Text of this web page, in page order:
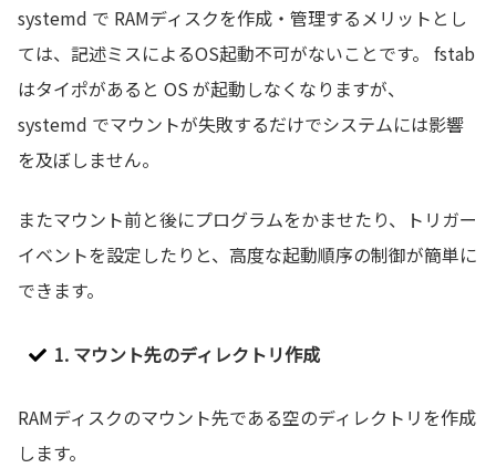
systemd で RAMディスクを作成・管理するメリットとし
ては、記述ミスによるOS起動不可がないことです。 fstab
はタイポがあると OS が起動しなくなりますが、
systemd でマウントが失敗するだけでシステムには影響
を及ぼしません。
またマウント前と後にプログラムをかませたり、トリガー
イベントを設定したりと、高度な起動順序の制御が簡単に
できます。
1. マウント先のディレクトリ作成
RAMディスクのマウント先である空のディレクトリを作成
します。